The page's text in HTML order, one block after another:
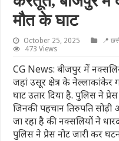
मौत के घाट
October 25, 2025 📍
473 Views
CG News: बीजपुर में
जहां उसूर क्षेत्र के नेल्लाकांकेर
घाट उतार दिया है. पुलिस ने
जिनकी पहचान तिरुपति
जा रहा है की नक्सलियों ने
पुलिस ने प्रेस नोट जारी कर